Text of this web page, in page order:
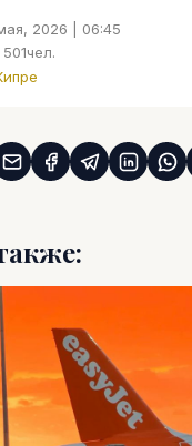
2026 | 06:45
501чел.